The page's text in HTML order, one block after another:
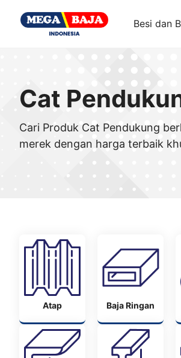
Besi dan
Cat
Cari Produk Cat Pendukung
merek dengan harga terbaik
Atap Baja Ringan